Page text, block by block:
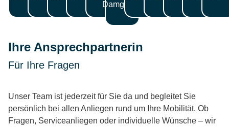
Damgarten
Ihre Ansprechpartnerin
Für Ihre Fragen
Unser Team ist jederzeit für Sie da und begleitet Sie
persönlich bei allen Anliegen rund um Ihre Mobilität. Ob
Fragen, Serviceanliegen oder individuelle Wünsche – wir